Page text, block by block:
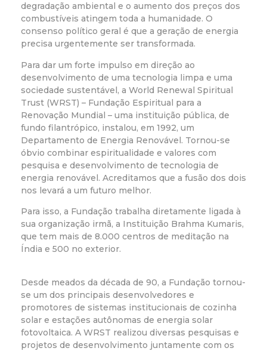
degradação ambiental e o aumento dos preços dos
combustíveis atingem toda a humanidade. O
consenso político geral é que a geração de energia
precisa urgentemente ser transformada.
Para dar um forte impulso em direção ao
desenvolvimento de uma tecnologia limpa e uma
sociedade sustentável, a World Renewal Spiritual
Trust (WRST) – Fundação Espiritual para a
Renovação Mundial – uma instituição pública, de
fundo filantrópico, instalou, em 1992, um
Departamento de Energia Renovável. Tornou-se
óbvio combinar espiritualidade e valores com
pesquisa e desenvolvimento de tecnologia de
energia renovável. Acreditamos que a fusão dos dois
nos levará a um futuro melhor.
Para isso, a Fundação trabalha diretamente ligada à
sua organização irmã, a Instituição Brahma Kumaris,
que tem mais de 8.000 centros de meditação na
Índia e 500 no exterior.
Desde meados da década de 90, a Fundação tornou-
se um dos principais desenvolvedores e
promotores de sistemas institucionais de cozinha
solar e estações autônomas de energia solar
fotovoltaica. A WRST realizou diversas pesquisas e
projetos de desenvolvimento juntamente com os